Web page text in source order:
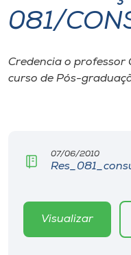
I.nova
Diplomados
CPA
Editora
081/
Credencia o professor
curso de Pós-
07/06/2010
Visualizar